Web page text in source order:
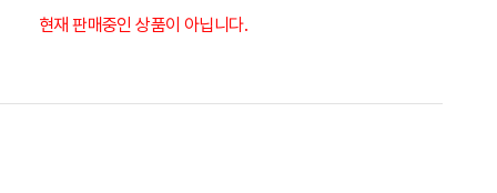
현재 판매중인 상품이 아닙니다.